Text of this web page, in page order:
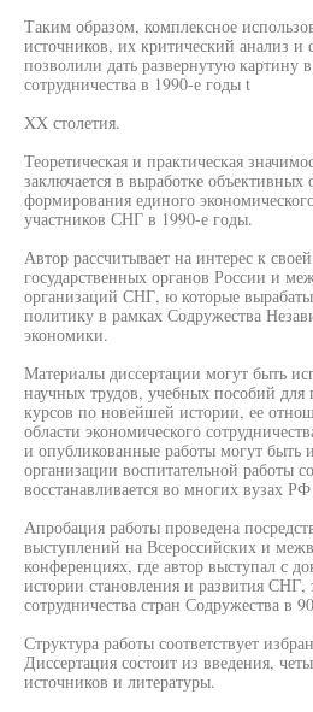
Таким образом, комплексное
источников, их критический анализ и
позволили дать развернутую картину
сотрудничества в 1990-е годы t
XX столетия.
Теоретическая и практическая
заключается в выработке объективных
формирования единого
участников СНГ в 1990-е годы.
Автор рассчитывает на интерес к
государственных органов России и
организаций СНГ, ю которые
политику в рамках Содружества
экономики.
Материалы диссертации могут быть
научных трудов, учебных пособий для
курсов по новейшей истории, ее
области экономического
и опубликованные работы могут быть
организации воспитательной работы
восстанавливается во многих вузах
Апробация работы проведена
выступлений на Всероссийских и
конференциях, где автор выступал с
истории становления и развития СНГ,
сотрудничества стран Содружества в
Структура работы соответствует
Диссертация состоит из введения,
источников и литературы.